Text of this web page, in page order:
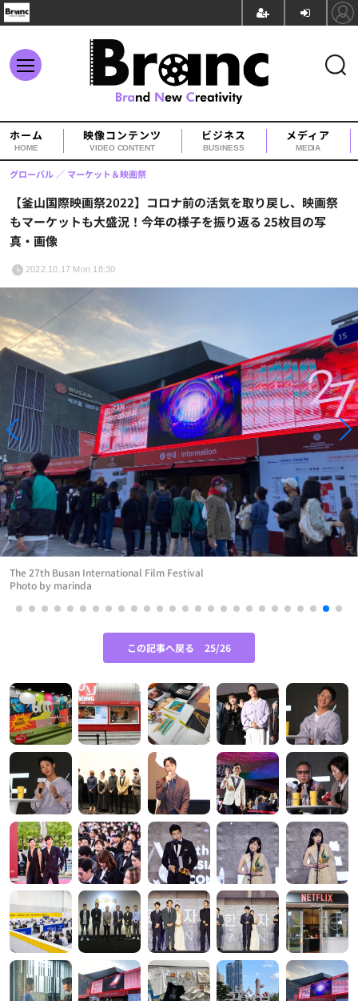
ホーム
HOME
映像コンテンツ
VIDEO CONTENT
ビジネス
BUSINESS
メディア
MEDIA
【釜山国際映画祭2022】コロナ前の活気を取り戻し、映画祭
もマーケットも大盛況！今年の様子を振り返る 25枚目の写
真・画像
グローバル マーケット＆映画祭
2022.10.17 Mon 18:30
Photo by marinda
The 27th Busan International Film Festival
この記事へ戻る 25/26